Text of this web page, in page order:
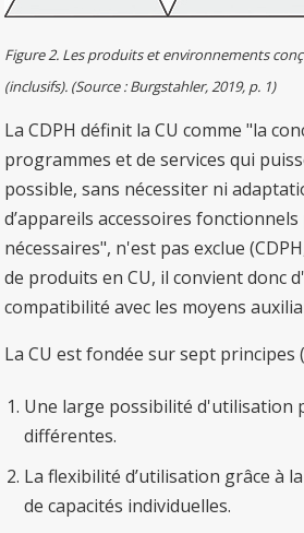
Figure 2. Les produits et environnements
(inclusifs). (Source : Burgstahler, 2019, p. 1)
La CDPH définit la CU comme "la
programmes et de services qui
possible, sans nécessiter ni
d’appareils accessoires
nécessaires", n'est pas exclue
de produits en CU, il convient donc
compatibilité avec les moyens
La CU est fondée sur sept
Une large possibilité d'utilisation
différentes.
La flexibilité d’utilisation grâce à
de capacités individuelles.